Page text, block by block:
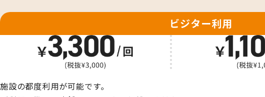
ビジター利用
施設の都度利用が可能です。